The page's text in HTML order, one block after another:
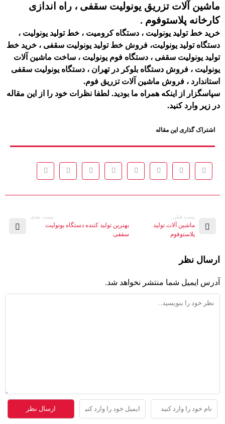
ماشین آلات تزریق یونولیت سقفی ، راه اندازی
کارخانه پلاستوفوم .
خرید خط تولید یونولیت ، دستگاه کرومیت ، خط تولید یونولیت ،
دستگاه تولید یونولیت، فروش خط تولید یونولیت سقفی ، خرید خط
تولید یونولیت سقفی ، دستگاه فوم یونولیت ، ساخت ماشین آلات
یونولیت ، فروش دستگاه بلوکر در تهران ، دستگاه یونولیت سقفی
استاندارد ، فروش ماشین آلات تزریق فوم.
سپاسگزار از اینکه همراه ما بودید. لطفا نظرات خود را از این مقاله
در زیر وارد کنید.
اشتراک گذاری این مقاله
پست قبلی:
ماشین آلات تولید
پلاستوفوم
:پست بعدی
بهترین تولید کننده دستگاه یونولیت
سقفی
ارسال نظر
آدرس ایمیل شما منتشر نخواهد شد.